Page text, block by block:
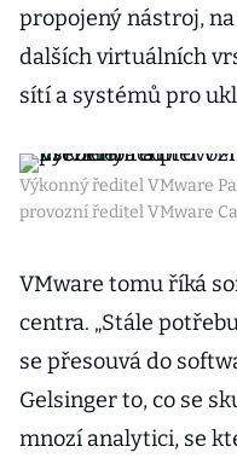
propojený nástroj,
dalších virtuálních
sítí a systémů pro
Výkonný ředitel VMware
provozní ředitel VMware
VMware tomu říká
centra. „Stále
se přesouvá do
Gelsinger to, co se
mnozí analytici, se